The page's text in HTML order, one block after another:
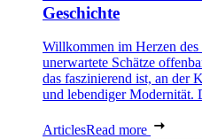
Geschichte
Willkommen im Herzen
unerwartete Schätze
das faszinierend ist, an der
und lebendiger Modernität.
ArticlesRead more